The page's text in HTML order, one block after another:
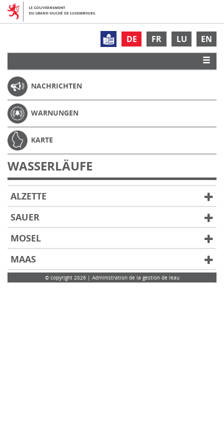
DE FR LU EN
NACHRICHTEN
WARNUNGEN
KARTE
WASSERLÄUFE
ALZETTE
SAUER
MOSEL
MAAS
© copyright 2026 | Administration de la gestion de leau